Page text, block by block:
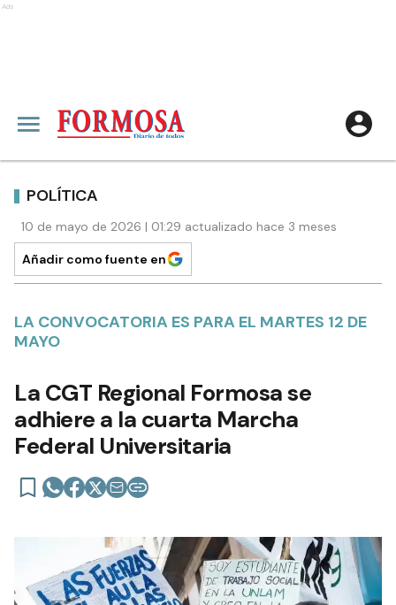
Ads
POLÍTICA
10 de mayo de 2026 | 01:29 actualizado hace 3 meses
Añadir como fuente en
LA CONVOCATORIA ES PARA EL MARTES 12 DE
MAYO
La CGT Regional Formosa se
adhiere a la cuarta Marcha
Federal Universitaria